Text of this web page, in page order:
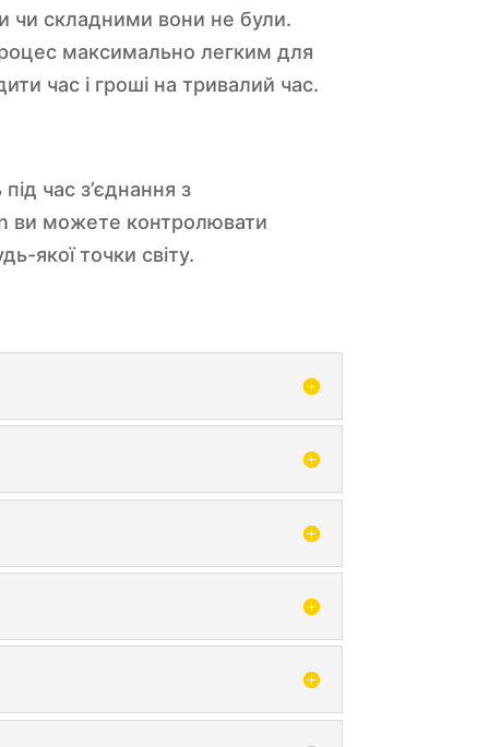
чи складними вони не були.
максимально легким для
час і гроші на тривалий час.
час з’єднання з
ви можете контролювати
якої точки світу.